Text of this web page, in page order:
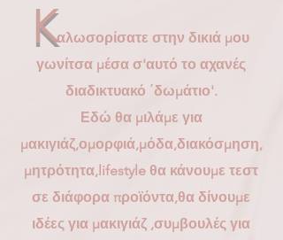
Kαλωσορίσατε στην δικιά μου
γωνίτσα μέσα σ'αυτό το αχανές
διαδικτυακό ΄δωμάτιο'.
Εδώ θα μιλάμε για
μακιγιάζ,ομορφιά,μόδα,διακόσμηση,
μητρότητα,lifestyle θα κάνουμε τεστ
σε διάφορα προϊόντα,θα δίνουμε
ιδέες για μακιγιάζ ,συμβουλές για